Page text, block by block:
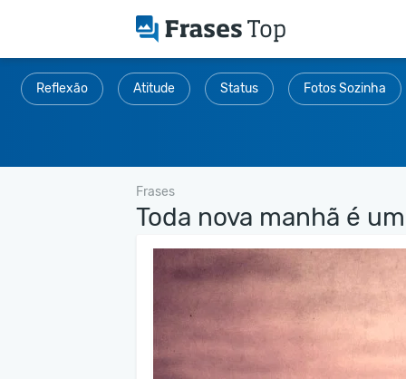
Reflexão Atitude Status Fotos Sozinha
Frases
Toda nova manhã é